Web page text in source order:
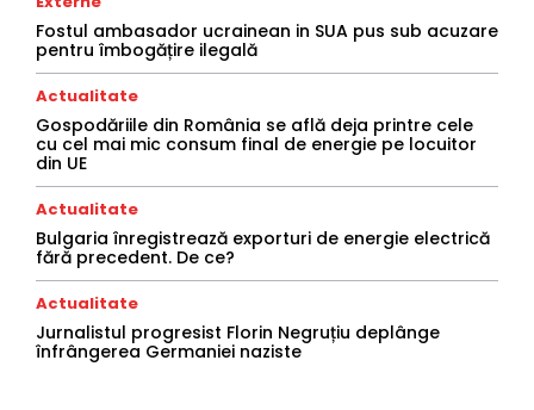
Fostul ambasador ucrainean in SUA pus sub acuzare
pentru îmbogățire ilegală
Actualitate
Gospodăriile din România se află deja printre cele
cu cel mai mic consum final de energie pe locuitor
din UE
Actualitate
Bulgaria înregistrează exporturi de energie electrică
fără precedent. De ce?
Actualitate
Jurnalistul progresist Florin Negruțiu deplânge
înfrângerea Germaniei naziste